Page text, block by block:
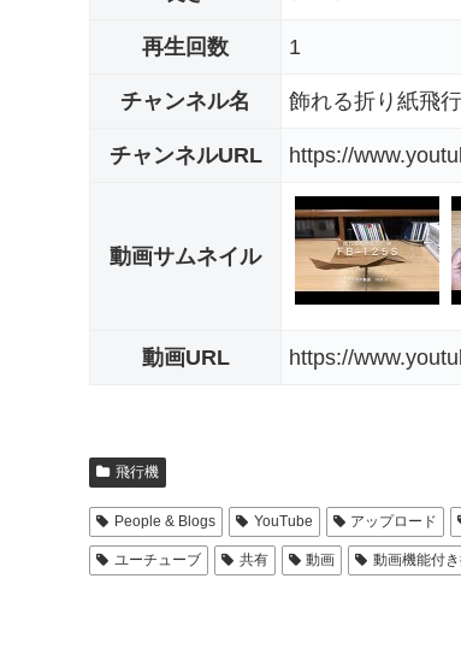
再生回数 1
チャンネル名 飾れる折り紙飛
チャンネルURL https://
動画サムネイル
動画URL https://
飛行機
People & Blogs YouTube アップロード
ユーチューブ 共有 動画 動画機能付